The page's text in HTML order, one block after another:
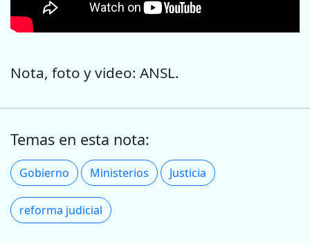
Nota, foto y video: ANSL.
Temas en esta nota:
Gobierno Ministerios Justicia
reforma judicial